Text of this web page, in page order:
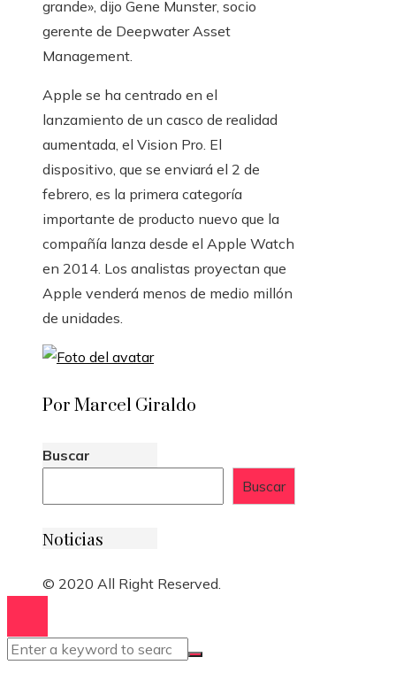
grande», dijo Gene Munster, socio
gerente de Deepwater Asset
Management.
Apple se ha centrado en el
lanzamiento de un casco de realidad
aumentada, el Vision Pro. El
dispositivo, que se enviará el 2 de
febrero, es la primera categoría
importante de producto nuevo que la
compañía lanza desde el Apple Watch
en 2014. Los analistas proyectan que
Apple venderá menos de medio millón
de unidades.
Por Marcel Giraldo
Buscar
Buscar
Noticias
© 2020 All Right Reserved.